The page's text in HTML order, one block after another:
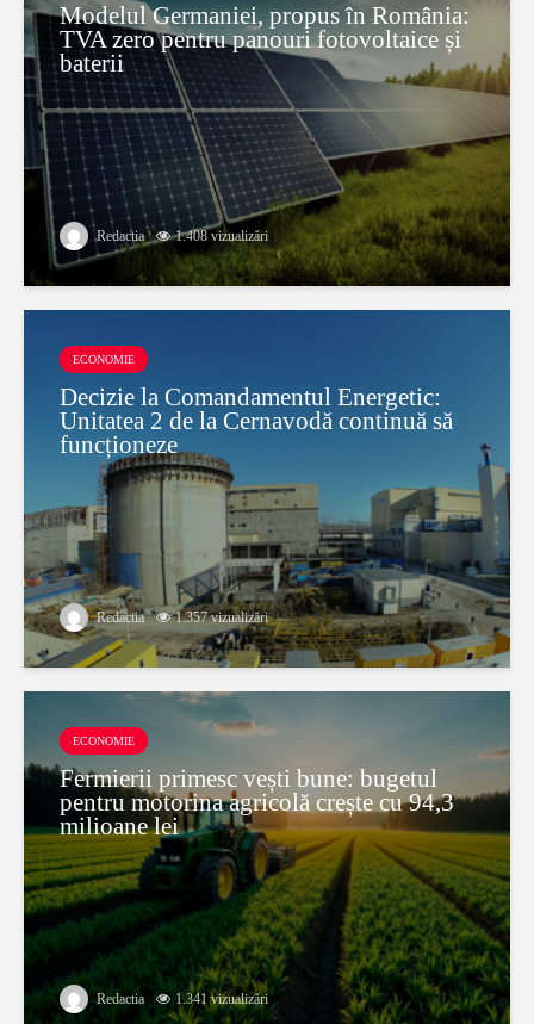
Modelul Germaniei, propus în România:
TVA zero pentru panouri fotovoltaice și
baterii
Redactia 1.408 vizualizări
ECONOMIE
Decizie la Comandamentul Energetic:
Unitatea 2 de la Cernavodă continuă să
funcționeze
Redactia 1.357 vizualizări
ECONOMIE
Fermierii primesc vești bune: bugetul
pentru motorina agricolă crește cu 94,3
milioane lei
Redactia 1.341 vizualizări